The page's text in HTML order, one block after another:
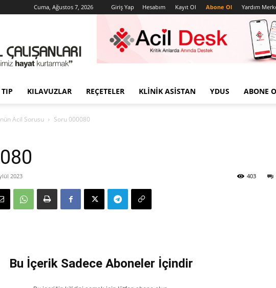
Cuma, Ağustos 7, 2026 Giriş Yap Hesabım Kayıt Ol Abone Ol Yardım
Çalışanları
KILAVUZLAR REÇETELER KLINIK ASISTAN YDUS ABONE
Acil Sorusu Soru 000080
2023 403
Bu İçerik Sadece Aboneler İçindir